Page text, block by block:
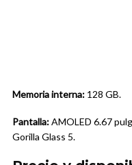
Memoria interna: 128 GB.
Pantalla:AMOLED 6.67
Gorilla Glass 5.